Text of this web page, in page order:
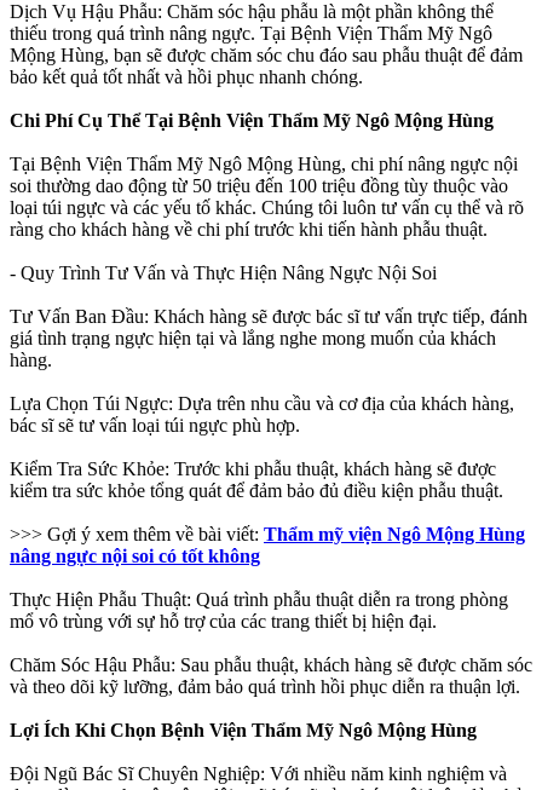
Dịch Vụ Hậu Phẫu: Chăm sóc hậu phẫu là một phần không thể
thiếu trong quá trình nâng ngực. Tại Bệnh Viện Thẩm Mỹ Ngô
Mộng Hùng, bạn sẽ được chăm sóc chu đáo sau phẫu thuật để đảm
bảo kết quả tốt nhất và hồi phục nhanh chóng.
Chi Phí Cụ Thể Tại Bệnh Viện Thẩm Mỹ Ngô Mộng Hùng
Tại Bệnh Viện Thẩm Mỹ Ngô Mộng Hùng, chi phí nâng ngực nội
soi thường dao động từ 50 triệu đến 100 triệu đồng tùy thuộc vào
loại túi ngực và các yếu tố khác. Chúng tôi luôn tư vấn cụ thể và rõ
ràng cho khách hàng về chi phí trước khi tiến hành phẫu thuật.
- Quy Trình Tư Vấn và Thực Hiện Nâng Ngực Nội Soi
Tư Vấn Ban Đầu: Khách hàng sẽ được bác sĩ tư vấn trực tiếp, đánh
giá tình trạng ngực hiện tại và lắng nghe mong muốn của khách
hàng.
Lựa Chọn Túi Ngực: Dựa trên nhu cầu và cơ địa của khách hàng,
bác sĩ sẽ tư vấn loại túi ngực phù hợp.
Kiểm Tra Sức Khỏe: Trước khi phẫu thuật, khách hàng sẽ được
kiểm tra sức khỏe tổng quát để đảm bảo đủ điều kiện phẫu thuật.
>>> Gợi ý xem thêm về bài viết: Thẩm mỹ viện Ngô Mộng Hùng
nâng ngực nội soi có tốt không
Thực Hiện Phẫu Thuật: Quá trình phẫu thuật diễn ra trong phòng
mổ vô trùng với sự hỗ trợ của các trang thiết bị hiện đại.
Chăm Sóc Hậu Phẫu: Sau phẫu thuật, khách hàng sẽ được chăm sóc
và theo dõi kỹ lưỡng, đảm bảo quá trình hồi phục diễn ra thuận lợi.
Lợi Ích Khi Chọn Bệnh Viện Thẩm Mỹ Ngô Mộng Hùng
Đội Ngũ Bác Sĩ Chuyên Nghiệp: Với nhiều năm kinh nghiệm và